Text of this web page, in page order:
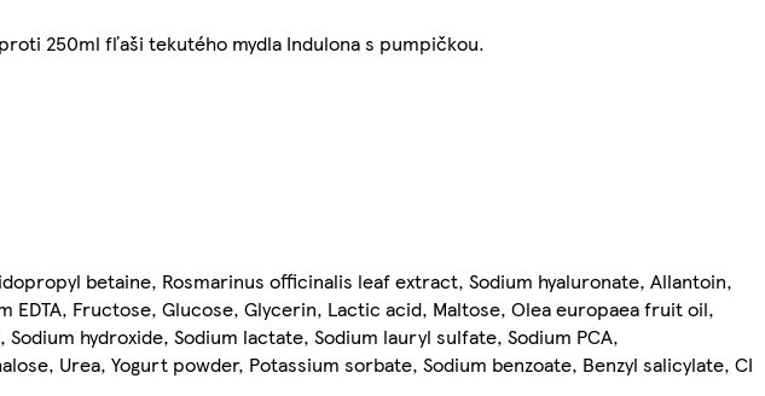
250ml fľaši tekutého mydla Indulona s pumpičkou.
betaine, Rosmarinus officinalis leaf extract, Sodium hyaluronate, Allantoin,
EDTA, Fructose, Glucose, Glycerin, Lactic acid, Maltose, Olea europaea fruit oil,
hydroxide, Sodium lactate, Sodium lauryl sulfate, Sodium PCA,
Urea, Yogurt powder, Potassium sorbate, Sodium benzoate, Benzyl salicylate, CI